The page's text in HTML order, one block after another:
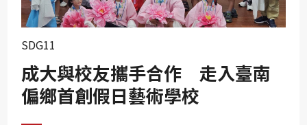
SDG9
SDG11
SDG12
SDG11
成大與校友攜手合作 走入臺南
偏鄉首創假日藝術學校